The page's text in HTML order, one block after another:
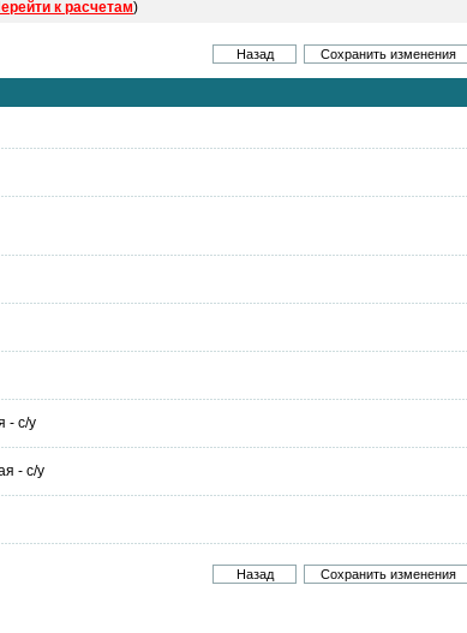
к расчетам)
- с/у
- с/у